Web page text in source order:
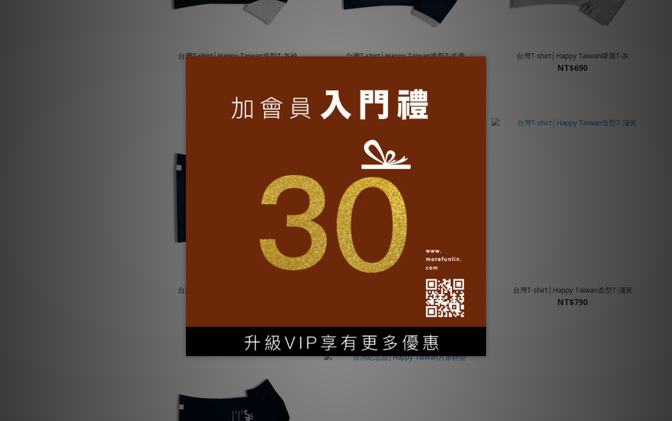
台灣T-shirt│Happy Taiwan造型T-灰袖 台灣T-shirt│Happy Taiwan造型T-丈青 台灣T-shirt│Happy Taiwan啤酒T-灰
NT$690
台灣T-shirt│Happy Taiwan啤酒T-丈青 台灣T-shirt│Happy Taiwan造型長T-藍袖 台灣T-shirt│Happy Taiwan造型T-淺黃
NT$790